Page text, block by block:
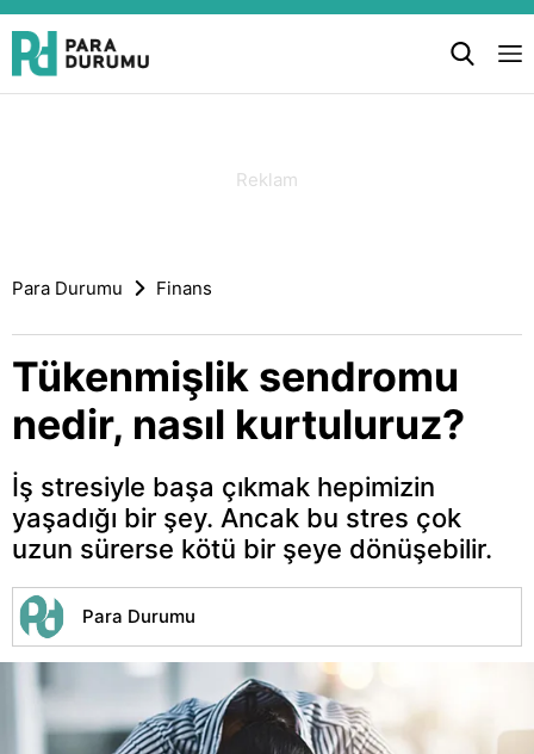
Para Durumu Finans
Tükenmişlik sendromu
nedir, nasıl kurtuluruz?
İş stresiyle başa çıkmak hepimizin
yaşadığı bir şey. Ancak bu stres çok
uzun sürerse kötü bir şeye dönüşebilir.
Para Durumu